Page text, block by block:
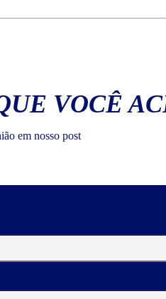
VOCÊ
em nosso post